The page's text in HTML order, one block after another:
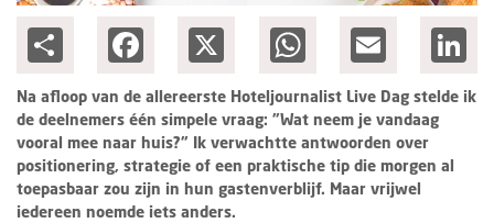
Facebook WhatsApp Email
Na afloop van de allereerste Hoteljournalist Live Dag stelde ik
de deelnemers één simpele vraag: "Wat neem je vandaag
vooral mee naar huis?" Ik verwachtte antwoorden over
positionering, strategie of een praktische tip die morgen al
toepasbaar zou zijn in hun gastenverblijf. Maar vrijwel
iedereen noemde iets anders.